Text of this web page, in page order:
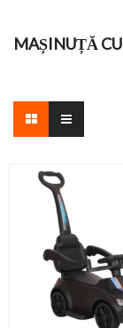
MAȘINUȚĂ